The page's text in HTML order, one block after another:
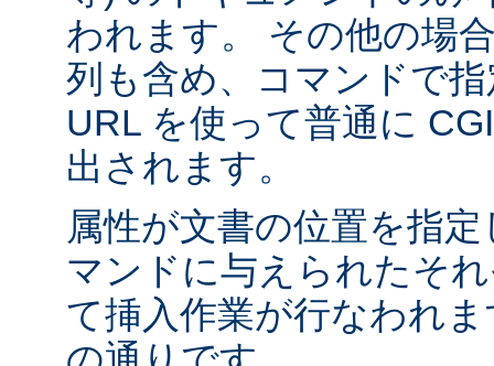
われます。 その他の場
列も含め、コマンドで
URL を使って普通に
出されます。
属性が文書の位置を指
マンドに与えられたそ
て挿入作業が行なわれ